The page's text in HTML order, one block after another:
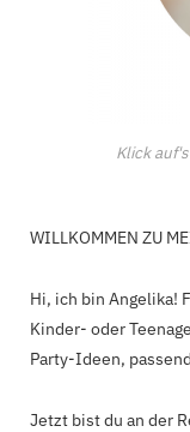
Klick
WILLKOMMEN ZU
Hi, ich bin Angelika!
Kinder- oder
Party-Ideen,
Jetzt bist du an der